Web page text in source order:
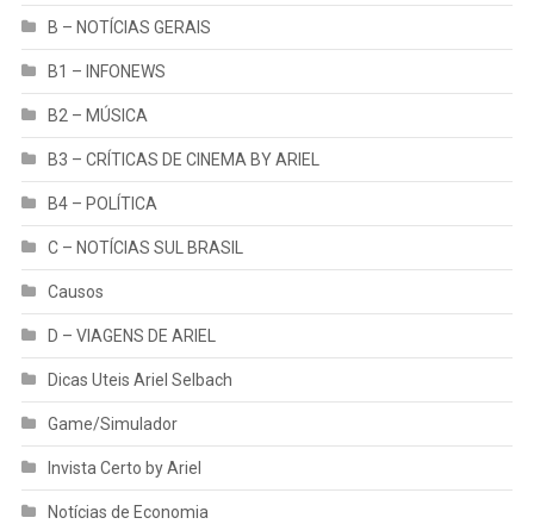
B – NOTÍCIAS GERAIS
B1 – INFONEWS
B2 – MÚSICA
B3 – CRÍTICAS DE CINEMA BY ARIEL
B4 – POLÍTICA
C – NOTÍCIAS SUL BRASIL
Causos
D – VIAGENS DE ARIEL
Dicas Uteis Ariel Selbach
Game/Simulador
Invista Certo by Ariel
Notícias de Economia